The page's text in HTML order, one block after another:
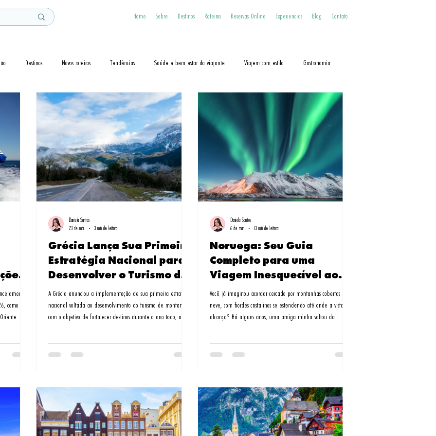
Home Sobre Destinos Roteiros Reservas Online Experiencias Blog Contato
Destinos Novos roteiros Tendências Saúde e bem estar do viajante Viajem com estilo Gastronomia
Visto Cruzeiros Guias de Viagem
como
com a
Grécia Lança Sua Primeira
Estratégia Nacional para
Desenvolver o Turismo de
Montanha
A Grécia anunciou a implementação de sua primeira estratégia
nacional voltada ao desenvolvimento do turismo de montanha,
com o objetivo de fortalecer destinos durante o ano todo, apoiar
feita pela ministra do Turismo, Olga Kefalogianni, durante o
Daniela Santos
23 de mar.
3 min de leitura
Noruega: Seu Guia
Completo para uma
Viagem Inesquecível ao
País dos Fiordes
Você já imaginou acordar cercado por montanhas cobertas de
neve, com fiordes cristalinos se estendendo até onde a vista
alcança? Há alguns anos, uma amiga minha voltou da
pareciam saídas de um conto de fadas.
Daniela Santos
6 de mar.
13 min de leitura